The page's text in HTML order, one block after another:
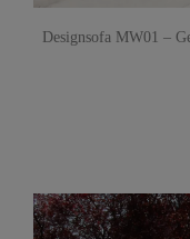
Designsofa MW01 –